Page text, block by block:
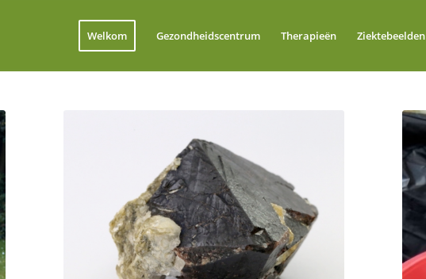
Welkom Gezondheidscentrum Therapieën Ziektebeelden